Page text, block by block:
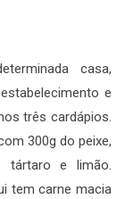
casa,
e
três cardápios.
300g do peixe,
tártaro e limão.
tem carne macia